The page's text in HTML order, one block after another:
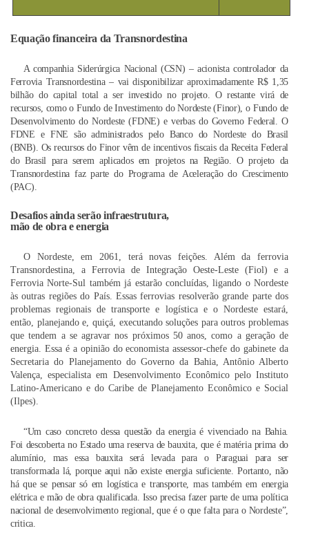
Equação financeira da Transnordestina
A companhia Siderúrgica Nacional (CSN) – acionista controlador da
Ferrovia Transnordestina – vai disponibilizar aproximadamente R$ 1,35
bilhão do capital total a ser investido no projeto. O restante virá de
recursos, como o Fundo de Investimento do Nordeste (Finor), o Fundo de
Desenvolvimento do Nordeste (FDNE) e verbas do Governo Federal. O
FDNE e FNE são administrados pelo Banco do Nordeste do Brasil
(BNB). Os recursos do Finor vêm de incentivos fiscais da Receita Federal
do Brasil para serem aplicados em projetos na Região. O projeto da
Transnordestina faz parte do Programa de Aceleração do Crescimento
(PAC).
Desafios ainda serão infraestrutura,
mão de obra e energia
O Nordeste, em 2061, terá novas feições. Além da ferrovia
Transnordestina, a Ferrovia de Integração Oeste-Leste (Fiol) e a
Ferrovia Norte-Sul também já estarão concluídas, ligando o Nordeste
às outras regiões do País. Essas ferrovias resolverão grande parte dos
problemas regionais de transporte e logística e o Nordeste estará,
então, planejando e, quiçá, executando soluções para outros problemas
que tendem a se agravar nos próximos 50 anos, como a geração de
energia. Essa é a opinião do economista assessor-chefe do gabinete da
Secretaria do Planejamento do Governo da Bahia, Antônio Alberto
Valença, especialista em Desenvolvimento Econômico pelo Instituto
Latino-Americano e do Caribe de Planejamento Econômico e Social
(Ilpes).
“Um caso concreto dessa questão da energia é vivenciado na Bahia.
Foi descoberta no Estado uma reserva de bauxita, que é matéria prima do
alumínio, mas essa bauxita será levada para o Paraguai para ser
transformada lá, porque aqui não existe energia suficiente. Portanto, não
há que se pensar só em logística e transporte, mas também em energia
elétrica e mão de obra qualificada. Isso precisa fazer parte de uma política
nacional de desenvolvimento regional, que é o que falta para o Nordeste”,
critica.